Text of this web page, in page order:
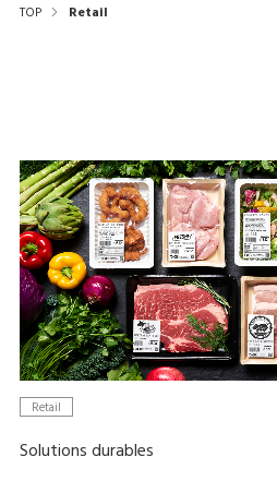
TOP Retail
Retail
Solutions durables